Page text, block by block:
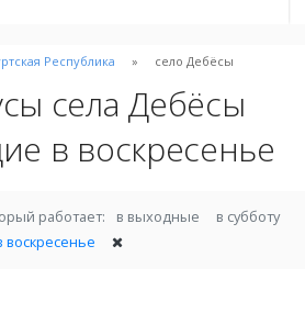
Республика село Дебёсы
села Дебёсы
в воскресенье
работает: в выходные
в субботу
воскресенье